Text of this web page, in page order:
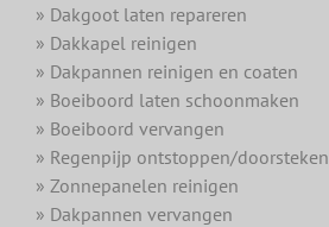
» Dakgoot laten repareren
» Dakkapel reinigen
» Dakpannen reinigen en coaten
» Boeiboord laten schoonmaken
» Boeiboord vervangen
» Regenpijp ontstoppen/doorsteken
» Zonnepanelen reinigen
» Dakpannen vervangen